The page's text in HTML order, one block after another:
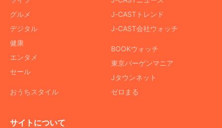
グルメ
デジタル
健康
エンタメ
セール
おうちスタイル
J-CASTトレンド
J-CAST会社ウォッチ
BOOKウォッチ
東京バーゲンマニア
Jタウンネット
ゼロまる
サイトについて